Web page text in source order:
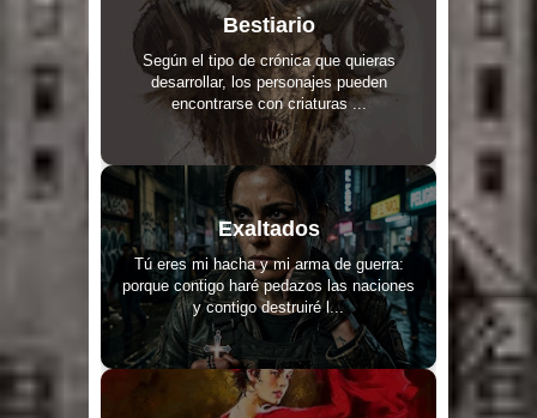
Bestiario
Según el tipo de crónica que quieras
desarrollar, los personajes pueden
encontrarse con criaturas ...
Exaltados
Tú eres mi hacha y mi arma de guerra:
porque contigo haré pedazos las naciones
y contigo destruiré l...